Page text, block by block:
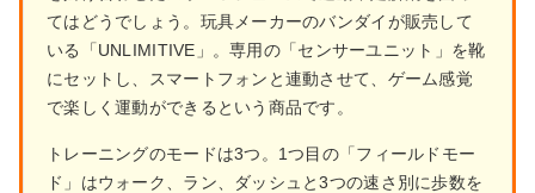
てはどうでしょう。玩具メーカーのバンダイが販売して
いる「UNLIMITIVE」。専用の「センサーユニット」を靴
にセットし、スマートフォンと連動させて、ゲーム感覚
で楽しく運動ができるという商品です。
トレーニングのモードは3つ。1つ目の「フィールドモー
ド」はウォーク、ラン、ダッシュと3つの速さ別に歩数を